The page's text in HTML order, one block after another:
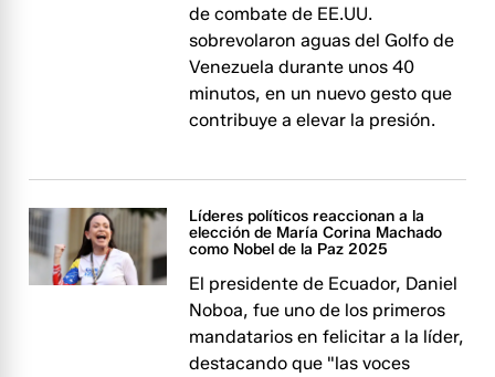
de combate de EE.UU.
sobrevolaron aguas del Golfo de
Venezuela durante unos 40
minutos, en un nuevo gesto que
contribuye a elevar la presión.
Líderes políticos reaccionan a la
elección de María Corina Machado
como Nobel de la Paz 2025
El presidente de Ecuador, Daniel
Noboa, fue uno de los primeros
mandatarios en felicitar a la líder,
destacando que "las voces